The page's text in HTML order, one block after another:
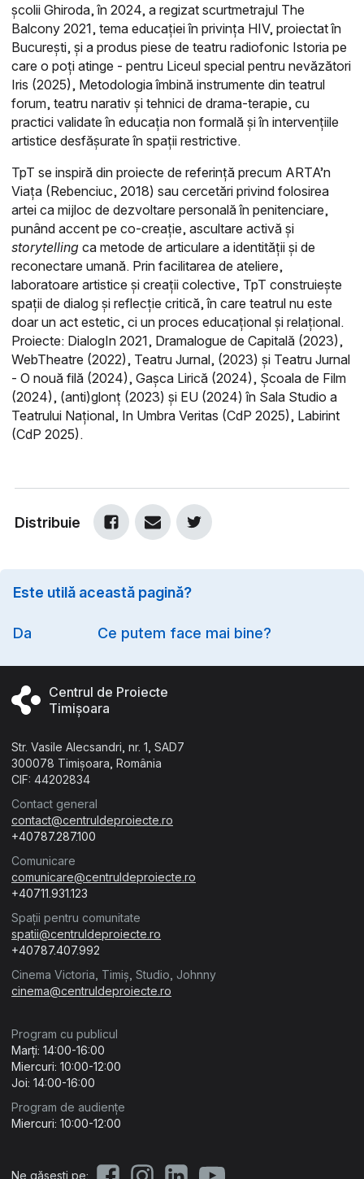
școlii Ghiroda, în 2024, a regizat scurtmetrajul The
Balcony 2021, tema educației în privința HIV, proiectat în
București, și a produs piese de teatru radiofonic Istoria pe
care o poți atinge - pentru Liceul special pentru nevăzători
Iris (2025), Metodologia îmbină instrumente din teatrul
forum, teatru narativ și tehnici de drama-terapie, cu
practici validate în educația non formală și în intervențiile
artistice desfășurate în spații restrictive.
TpT se inspiră din proiecte de referință precum ARTA’n
Viața (Rebenciuc, 2018) sau cercetări privind folosirea
artei ca mijloc de dezvoltare personală în penitenciare,
punând accent pe co-creație, ascultare activă și
storytelling ca metode de articulare a identității și de
reconectare umană. Prin facilitarea de ateliere,
laboratoare artistice și creații colective, TpT construiește
spații de dialog și reflecție critică, în care teatrul nu este
doar un act estetic, ci un proces educațional și relațional.
Proiecte: DialogIn 2021, Dramalogue de Capitală (2023),
WebTheatre (2022), Teatru Jurnal, (2023) și Teatru Jurnal
- O nouă filă (2024), Gașca Lirică (2024), Școala de Film
(2024), (anti)glonț (2023) și EU (2024) în Sala Studio a
Teatrului Național, In Umbra Veritas (CdP 2025), Labirint
(CdP 2025).
Distribuie
Este utilă această pagină?
Da Ce putem face mai bine?
Centrul de Proiecte
Timișoara
Str. Vasile Alecsandri, nr. 1, SAD7
300078 Timișoara, România
CIF: 44202834
Contact general
contact@centruldeproiecte.ro
+40787.287.100
Comunicare
comunicare@centruldeproiecte.ro
+40711.931.123
Spații pentru comunitate
spatii@centruldeproiecte.ro
+40787.407.992
Cinema Victoria, Timiș, Studio, Johnny
cinema@centruldeproiecte.ro
Program cu publicul
Marți: 14:00-16:00
Miercuri: 10:00-12:00
Joi: 14:00-16:00
Program de audiențe
Miercuri: 10:00-12:00
Ne găsești pe: